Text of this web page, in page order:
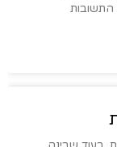
התשובות